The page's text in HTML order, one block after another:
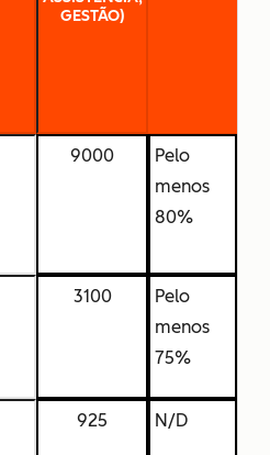
GESTÃO)
9000
Pelo
menos
80%
3100
Pelo
menos
75%
925 N/D